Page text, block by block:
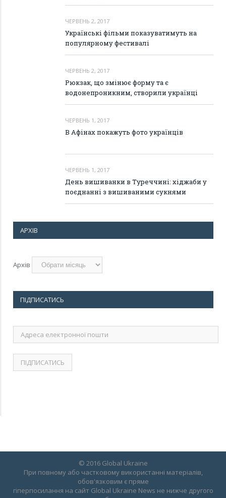
ЧЕРВЕНЬ 2, 2017
Українські фільми показуватимуть на
популярному фестивалі
ЧЕРВЕНЬ 2, 2017
Рюкзак, що змінює форму та є
водонепроникним, створили українці
ЧЕРВЕНЬ 1, 2017
В Афінах покажуть фото українців
ЧЕРВЕНЬ 1, 2017
День вишиванки в Туреччині: хіджаби у
поєднанні з вишиваними сукнями
АРХІВ
Архів
ПІДПИСАТИСЬ
електронної
© 2016 Global Ukraine
При повному або частковому використанні матеріалів,
обов'язковим є пряме
гіперпосилання на сайт Global Ukraine News не нижче другого